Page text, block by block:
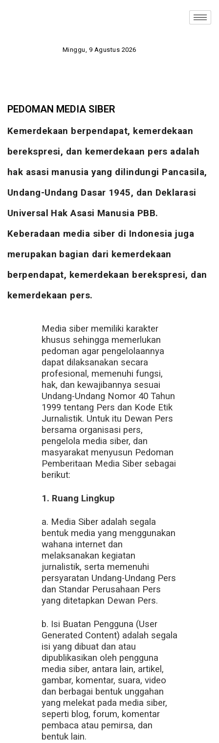
Minggu, 9 Agustus 2026
PEDOMAN MEDIA SIBER
Kemerdekaan berpendapat, kemerdekaan
berekspresi, dan kemerdekaan pers adalah
hak asasi manusia yang dilindungi Pancasila,
Undang-Undang Dasar 1945, dan Deklarasi
Universal Hak Asasi Manusia PBB.
Keberadaan media siber di Indonesia juga
merupakan bagian dari kemerdekaan
berpendapat, kemerdekaan berekspresi, dan
kemerdekaan pers.
Media siber memiliki karakter
khusus sehingga memerlukan
pedoman agar pengelolaannya
dapat dilaksanakan secara
profesional, memenuhi fungsi,
hak, dan kewajibannya sesuai
Undang-Undang Nomor 40 Tahun
1999 tentang Pers dan Kode Etik
Jurnalistik. Untuk itu Dewan Pers
bersama organisasi pers,
pengelola media siber, dan
masyarakat menyusun Pedoman
Pemberitaan Media Siber sebagai
berikut:
1. Ruang Lingkup
a. Media Siber adalah segala
bentuk media yang menggunakan
wahana internet dan
melaksanakan kegiatan
jurnalistik, serta memenuhi
persyaratan Undang-Undang Pers
dan Standar Perusahaan Pers
yang ditetapkan Dewan Pers.
b. Isi Buatan Pengguna (User
Generated Content) adalah segala
isi yang dibuat dan atau
dipublikasikan oleh pengguna
media siber, antara lain, artikel,
gambar, komentar, suara, video
dan berbagai bentuk unggahan
yang melekat pada media siber,
seperti blog, forum, komentar
pembaca atau pemirsa, dan
bentuk lain.